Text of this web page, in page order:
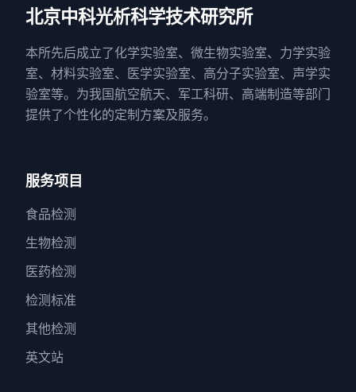
北京中科光析科学技术研究所
本所先后成立了化学实验室、微生物实验室、力学实验
室、材料实验室、医学实验室、高分子实验室、声学实
验室等。为我国航空航天、军工科研、高端制造等部门
提供了个性化的定制方案及服务。
服务项目
食品检测
生物检测
医药检测
检测标准
其他检测
英文站